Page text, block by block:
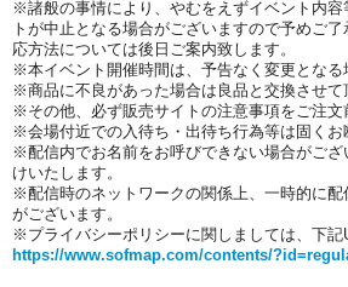
※諸般の事情により、やむをえずイベント内容
トが中止となる場合がございますので予めご
応方法については後日ご案内致します。
※本イベント開催時間は、予告なく変更となる
※商品に不良があった場合は良品と交換させて
※その他、必ず販売サイトの注意事項をご注文
※会場付近での入待ち・出待ち行為等は固くお
※配信内でお名前をお呼びできない場合がござ
けいたします。
※配信時のネットワークの関係上、一時的に配
がございます。
※プライバシーポリシーに関しましては、下記
https://www.sofmap.com/contents/